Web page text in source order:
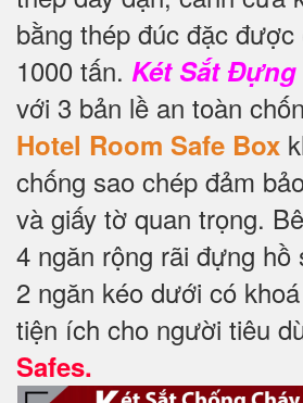
bằng thép đúc đặc
1000 tấn. Két Sắt Đựng
với 3 bản lề an toàn
Hotel Room Safe Box
chống sao chép đảm
và giấy tờ quan trọng.
4 ngăn rộng rãi đựng
2 ngăn kéo dưới có
tiện ích cho người tiêu
Safes.